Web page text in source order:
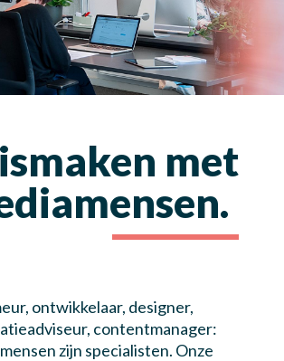
met
ontwikkelaar, designer,
contentmanager:
zijn specialisten. Onze